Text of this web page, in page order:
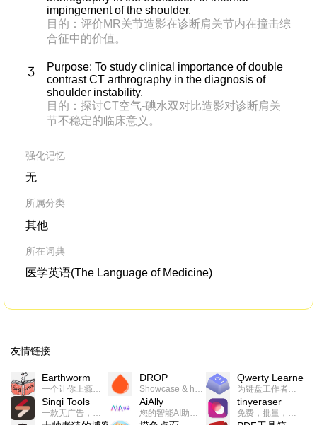
impingement of the shoulder.
目的：评价MR关节造影在诊断肩关节内在撞击综
合征中的价值。
Purpose: To study clinical importance of double
contrast CT arthrography in the diagnosis of
shoulder instability.
目的：探讨CT空气-碘水双对比造影对诊断肩关
节不稳定的临床意义。
强化记忆
无
所属分类
其他
所在词典
医学英语(The Language of Medicine)
友情链接
Earthworm
一个让你上瘾的英语学习工具，使用 连词成句 、 i + 1 、 以终为始等学习理论来帮助你习得英语，通过不断的重复形成肌肉记忆，最重要的是 游戏化 的形式让学习英语从此不再痛苦
DROP
Showcase & host your work in extraordinary ways.不限速文件分享，托管，建站平台
Qwerty Learner
为键盘工作者设计的单词与肌肉记忆锻炼软件
Sinqi Tools
一款无广告，界面清爽的神奇在线小工具集合，范围包括但不限于：开发，设计，日常生活等
AiAlly
您的智能AI助手解决方案。提供24/7全天候的高效虚拟员工服务，助力个人和组织提升生产力、激发创新潜能。
tinyeraser
免费，批量，快速，一键换背景的桌面软件